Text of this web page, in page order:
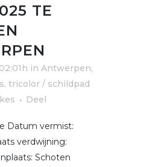
TE
in Antwerpen,
, tricolor / schildpad
Deel
Datum vermist:
verdwijning:
Schoten